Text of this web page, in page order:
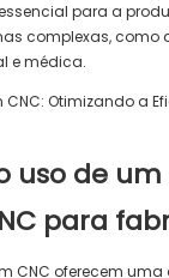
para a
complexas, como
e médica.
uso de
para
CNC oferecem